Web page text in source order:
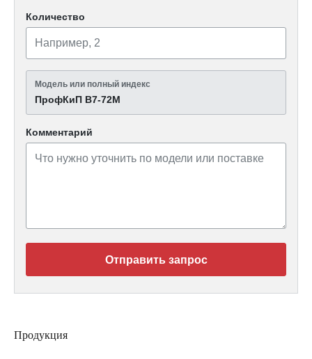
Количество
Модель или полный индекс
ПрофКиП В7-72М
Комментарий
Отправить запрос
Продукция